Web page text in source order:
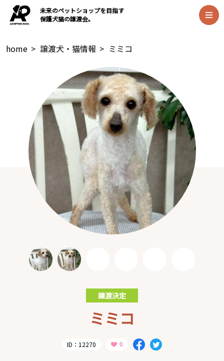
未来のペットショップを目指す
保護犬猫の譲渡会。
home > 譲渡犬・猫情報 > ミミコ
譲渡決定
ミミコ
ID：12270